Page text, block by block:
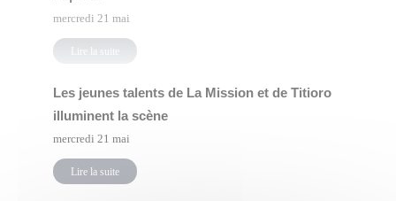
mercredi 21 mai
Lire la suite
Les jeunes talents de La Mission et de Titioro
illuminent la scène
mercredi 21 mai
Lire la suite